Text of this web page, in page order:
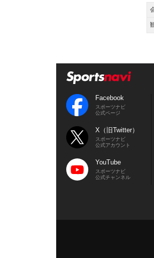
Facebook
スポーツナビ
公式ページ
X（旧Twitter）
スポーツナビ
公式アカウント
YouTube
スポーツナビ
公式チャンネル